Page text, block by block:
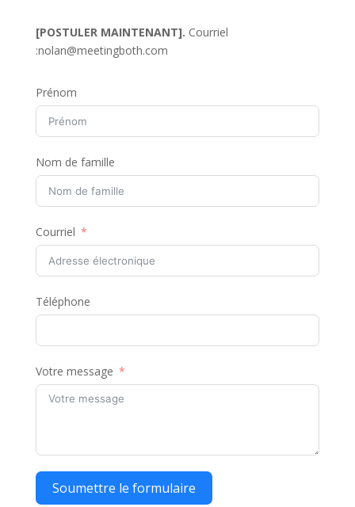
[POSTULER MAINTENANT]. Courriel
:nolan@meetingboth.com
Prénom
Nom de famille
Courriel
Téléphone
Votre message
Soumettre le formulaire